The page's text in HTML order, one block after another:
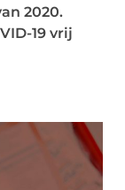
2020.
19 vrij